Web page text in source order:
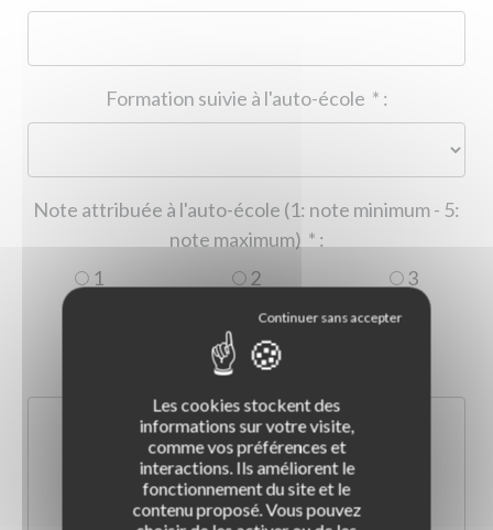
* :
Note attribuée à l'auto-école (1: note minimum - 5:
* :
1
2
3
5
Les cookies stockent des
informations sur votre visite,
comme vos préférences et
interactions. Ils améliorent le
fonctionnement du site et le
contenu proposé. Vous pouvez